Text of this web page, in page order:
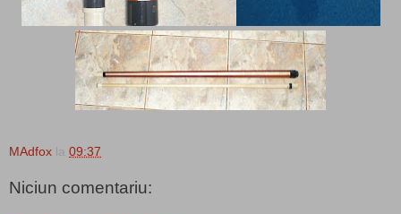
MAdfox la 09:37
Niciun comentariu: